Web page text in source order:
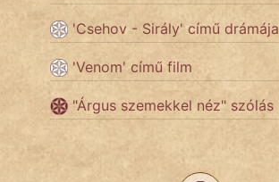
'Csehov - Sirály' című drámája
'Venom' című film
"Árgus szemekkel néz" szólás